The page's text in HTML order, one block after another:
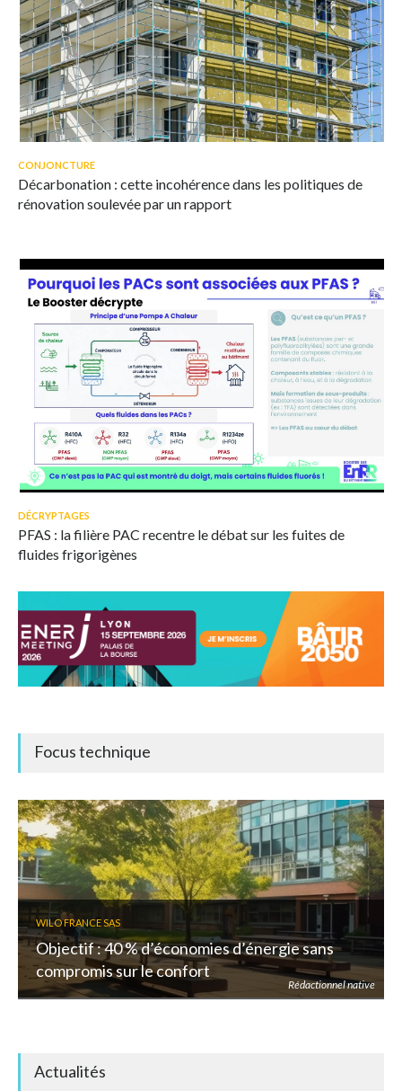
Des travaux d'isolation thermique par l'extérieur dans le cadre du
CONJONCTURE
Décarbonation : cette incohérence dans les politiques de
rénovation soulevée par un rapport
Très médiatisées, les substances per- et polyfluoroalkylées
DÉCRYPTAGES
PFAS : la filière PAC recentre le débat sur les fuites de
fluides frigorigènes
Focus technique
WILO FRANCE SAS
Objectif : 40 % d’économies d’énergie sans
compromis sur le confort
Rédactionnel native
Actualités